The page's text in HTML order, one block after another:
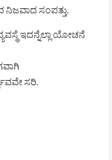
ಸಂಪತ್ತು.
ಇದನ್ನೆಲ್ಲಾ ಯೋಚನೆ
ಸರಿ.